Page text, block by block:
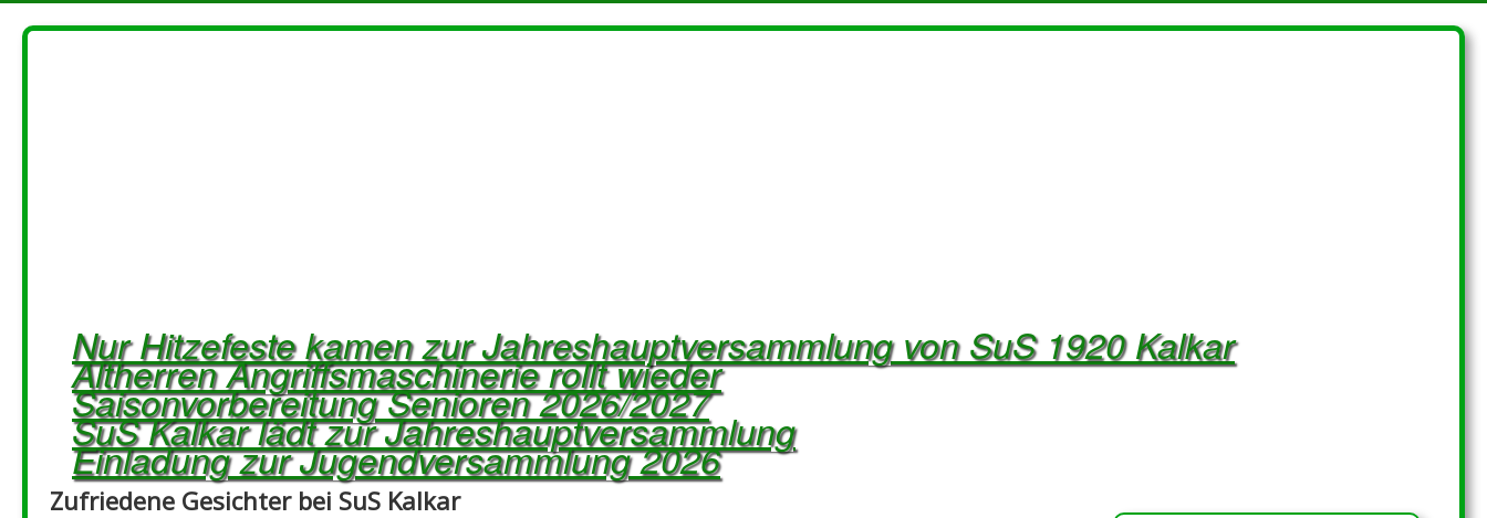
Nur Hitzefeste kamen zur Jahreshauptversammlung von SuS 1920 Kalkar
Altherren Angriffsmaschinerie rollt wieder
Saisonvorbereitung Senioren 2026/2027
SuS Kalkar lädt zur Jahreshauptversammlung
Einladung zur Jugendversammlung 2026
Zufriedene Gesichter bei SuS Kalkar